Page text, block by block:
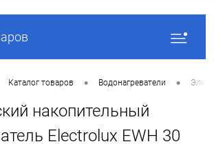
Каталог товаров • Водонагреватели •
накопительный
Electrolux EWH 30